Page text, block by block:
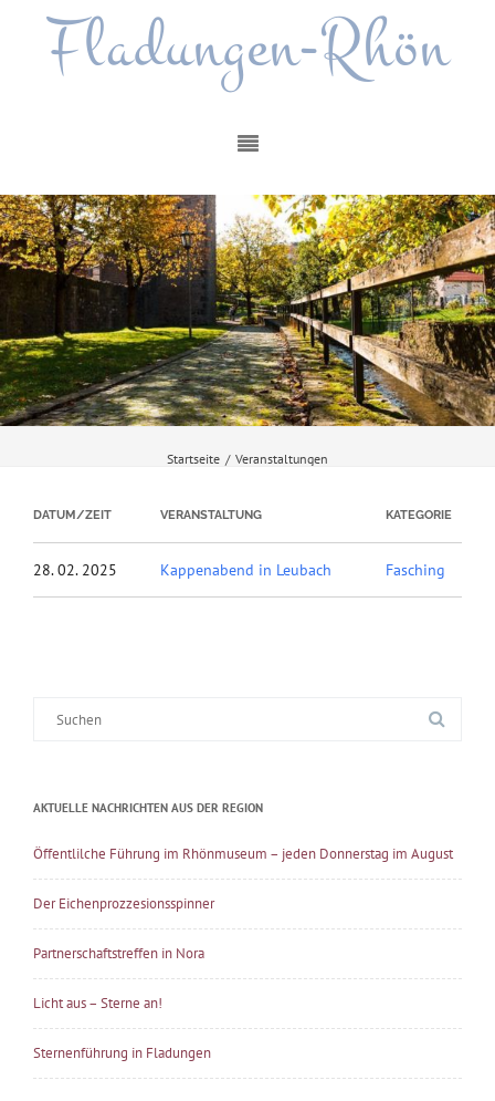
Fladungen-Rhön
Startseite / Veranstaltungen
DATUM/ZEIT VERANSTALTUNG KATEGORIE
28. 02. 2025 Kappenabend in Leubach Fasching
AKTUELLE NACHRICHTEN AUS DER REGION
Öffentlilche Führung im Rhönmuseum – jeden Donnerstag im August
Der Eichenprozzesionsspinner
Partnerschaftstreffen in Nora
Licht aus – Sterne an!
Sternenführung in Fladungen